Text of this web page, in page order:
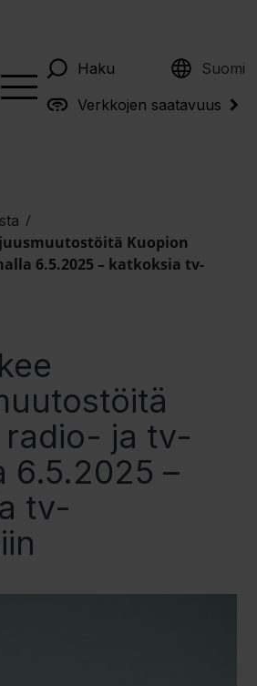
Haku Suomi
English
Verkkojen saatavuus
/
Kuopion
6.5.2025 – katkoksia tv-
radio- ja tv-
6.5.2025 –
tv-